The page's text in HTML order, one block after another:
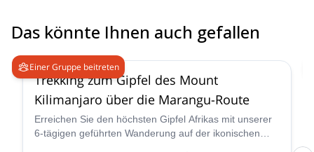
Das könnte Ihnen auch gefallen
Einer Gruppe beitreten
4.6
Trekking zum Gipfel des Mount
Kilimanjaro über die Marangu-Route
Erreichen Sie den höchsten Gipfel Afrikas mit unserer
6-tägigen geführten Wanderung auf der ikonischen